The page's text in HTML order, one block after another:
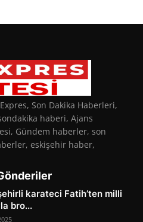
Son Dakika Haberleri,
haberi, Ajans
Gündem haberler, son
eskişehir haber,
karateci Fatih’ten milli
bro...